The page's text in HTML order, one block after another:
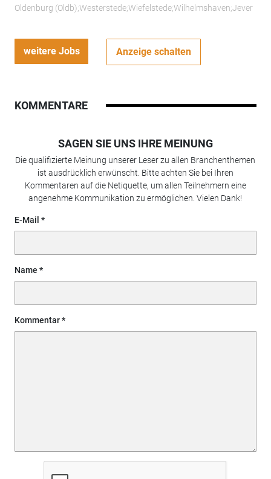
Oldenburg (Oldb);Westerstede;Wiefelstede;Wilhelmshaven;Jever
weitere Jobs Anzeige schalten
KOMMENTARE
SAGEN SIE UNS IHRE MEINUNG
Die qualifizierte Meinung unserer Leser zu allen Branchenthemen
ist ausdrücklich erwünscht. Bitte achten Sie bei Ihren
Kommentaren auf die Netiquette, um allen Teilnehmern eine
angenehme Kommunikation zu ermöglichen. Vielen Dank!
E-Mail
Name
Kommentar